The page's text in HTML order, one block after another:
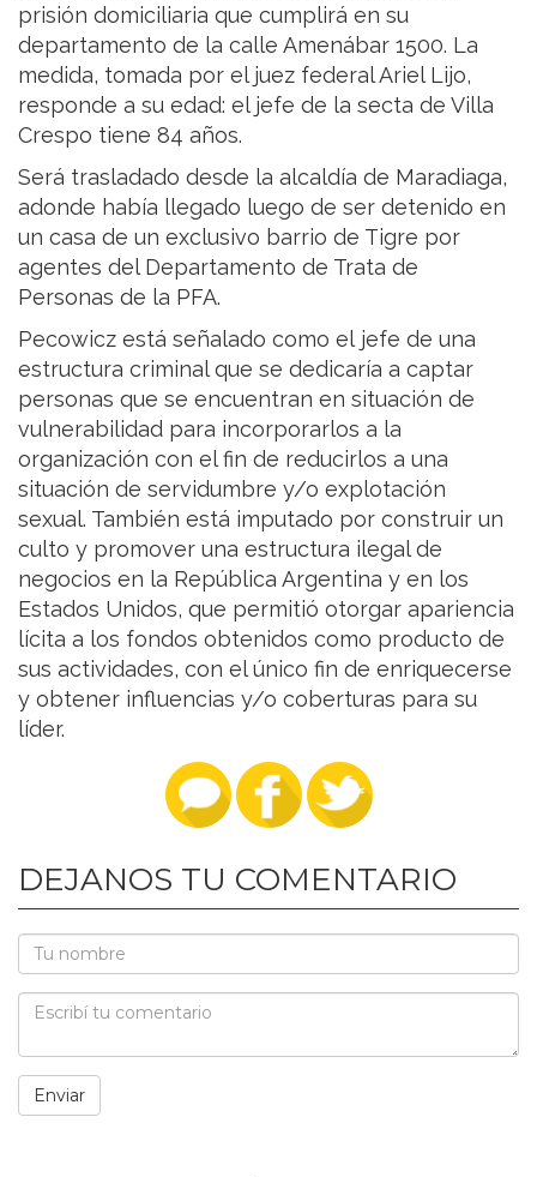
prisión domiciliaria que cumplirá en su
departamento de la calle Amenábar 1500. La
medida, tomada por el juez federal Ariel Lijo,
responde a su edad: el jefe de la secta de Villa
Crespo tiene 84 años.
Será trasladado desde la alcaldía de Maradiaga,
adonde había llegado luego de ser detenido en
un casa de un exclusivo barrio de Tigre por
agentes del Departamento de Trata de
Personas de la PFA.
Pecowicz está señalado como el jefe de una
estructura criminal que se dedicaría a captar
personas que se encuentran en situación de
vulnerabilidad para incorporarlos a la
organización con el fin de reducirlos a una
situación de servidumbre y/o explotación
sexual. También está imputado por construir un
culto y promover una estructura ilegal de
negocios en la República Argentina y en los
Estados Unidos, que permitió otorgar apariencia
lícita a los fondos obtenidos como producto de
sus actividades, con el único fin de enriquecerse
y obtener influencias y/o coberturas para su
líder.
DEJANOS TU COMENTARIO